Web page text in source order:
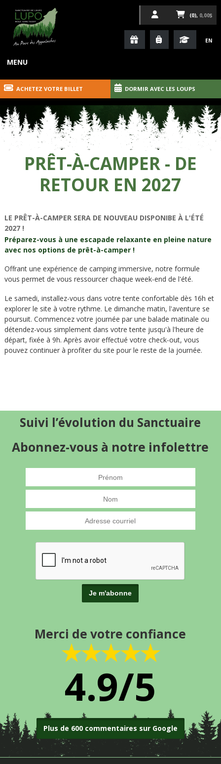
(0), 0,00$
EN
MENU
ACHETEZ VOTRE BILLET DORMIR AVEC LES LOUPS
PRÊT-À-CAMPER - DE
RETOUR EN 2027
LE PRÊT-À-CAMPER SERA DE NOUVEAU DISPONIBE À L'ÉTÉ
2027 !
Préparez-vous à une escapade relaxante en pleine nature
avec nos options de prêt-à-camper !
Offrant une expérience de camping immersive, notre formule
vous permet de vous ressourcer chaque week-end de l'été.
Le samedi, installez-vous dans votre tente confortable dès 16h et
explorer le site à votre rythme. Le dimanche matin, l'aventure se
poursuit. Commencez votre journée par une balade matinale ou
détendez-vous simplement dans votre tente jusqu'à l'heure de
départ, fixée à 9h. Après avoir effectué votre check-out, vous
pouvez continuer à profiter du site pour le reste de la journée.
Suivi l’évolution du Sanctuaire
Abonnez-vous à notre infolettre
Merci de votre confiance
★★★★★
4.9/5
Plus de 600 commentaires sur Google